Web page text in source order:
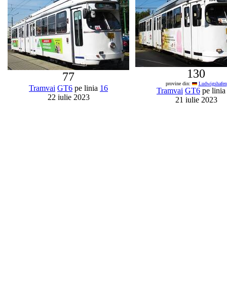
77
Tramvai GT6 pe linia 16
22 iulie 2023
130
provine din: Ludwigshafen
Tramvai GT6 pe linia
21 iulie 2023